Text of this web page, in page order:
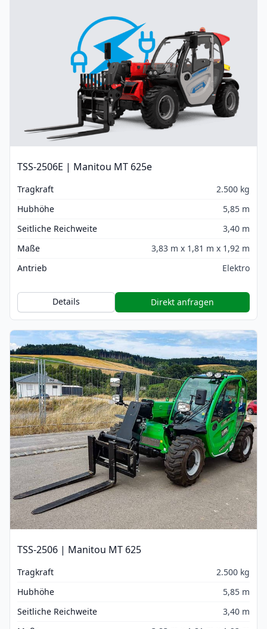
TSS-2506E | Manitou MT 625e
Tragkraft
2.500 kg
Hubhöhe
5,85 m
Seitliche Reichweite
3,40 m
Maße
3,83 m x 1,81 m x 1,92 m
Antrieb
Elektro
Details Direkt anfragen
TSS-2506 | Manitou MT 625
Tragkraft
2.500 kg
Hubhöhe
5,85 m
Seitliche Reichweite
3,40 m